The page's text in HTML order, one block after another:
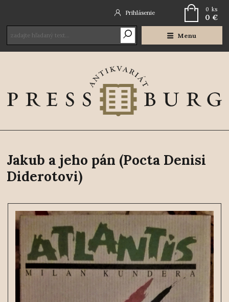
Menu
Prihlásenie 0 ks
0 €
Jakub a jeho pán (Pocta Denisi
Diderotovi)